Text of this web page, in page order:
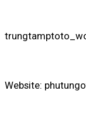
Website: